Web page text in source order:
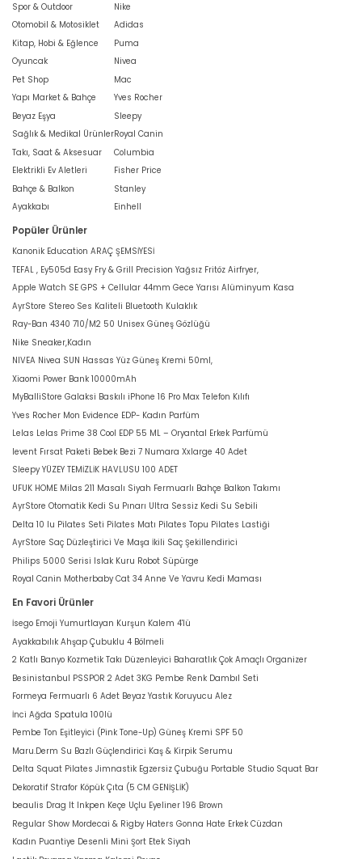
Spor & Outdoor
Otomobil & Motosiklet
Kitap, Hobi & Eğlence
Oyuncak
Pet Shop
Yapı Market & Bahçe
Beyaz Eşya
Sağlık & Medikal Ürünler
Takı, Saat & Aksesuar
Elektrikli Ev Aletleri
Bahçe & Balkon
Ayakkabı
Nike
Adidas
Puma
Nivea
Mac
Yves Rocher
Sleepy
Royal Canin
Columbia
Fisher Price
Stanley
Einhell
Popüler Ürünler
Kanonik Education ARAÇ ŞEMSİYESİ
TEFAL , Ey505d Easy Fry & Grill Precision Yağsız Fritöz Airfryer,
Apple Watch SE GPS + Cellular 44mm Gece Yarısı Alüminyum Kasa
AyrStore Stereo Ses Kaliteli Bluetooth Kulaklık
Ray-Ban 4340 710/M2 50 Unisex Güneş Gözlüğü
Nike Sneaker,Kadın
NIVEA Nivea SUN Hassas Yüz Güneş Kremi 50ml,
Xiaomi Power Bank 10000mAh
MyBalliStore Galaksi Baskılı iPhone 16 Pro Max Telefon Kılıfı
Yves Rocher Mon Evidence EDP- Kadın Parfüm
Lelas Lelas Prime 38 Cool EDP 55 ML – Oryantal Erkek Parfümü
levent Fırsat Paketi Bebek Bezi 7 Numara Xxlarge 40 Adet
Sleepy YÜZEY TEMİZLİK HAVLUSU 100 ADET
UFUK HOME Milas 211 Masalı Siyah Fermuarlı Bahçe Balkon Takımı
AyrStore Otomatik Kedi Su Pınarı Ultra Sessiz Kedi Su Sebili
Delta 10 lu Pilates Seti Pilates Matı Pilates Topu Pilates Lastiği
AyrStore Saç Düzleştirici Ve Maşa İkili Saç Şekillendirici
Philips 5000 Serisi Islak Kuru Robot Süpürge
Royal Canin Motherbaby Cat 34 Anne Ve Yavru Kedi Maması
En Favori Ürünler
İsego Emoji Yumurtlayan Kurşun Kalem 4'lü
Ayakkabılık Ahşap Çubuklu 4 Bölmeli
2 Katlı Banyo Kozmetik Takı Düzenleyici Baharatlık Çok Amaçlı Organizer
Besinistanbul PSSPOR 2 Adet 3KG Pembe Renk Dambıl Seti
Formeya Fermuarlı 6 Adet Beyaz Yastık Koruyucu Alez
İnci Ağda Spatula 100lü
Pembe Ton Eşitleyici (Pink Tone-Up) Güneş Kremi SPF 50
Maru.Derm Su Bazlı Güçlendirici Kaş & Kirpik Serumu
Delta Squat Pilates Jimnastik Egzersiz Çubuğu Portable Studio Squat Bar
Dekoratif Strafor Köpük Çıta (5 CM GENİŞLİK)
beaulis Drag It Inkpen Keçe Uçlu Eyeliner 196 Brown
Regular Show Mordecai & Rigby Haters Gonna Hate Erkek Cüzdan
Kadın Puantiye Desenli Mini Şort Etek Siyah